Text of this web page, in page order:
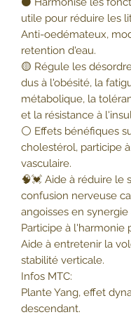
utile pour réduire les
Anti-oedémateux,
retention d'eau.
🟡 Régule les
dus à l'obésité, la
métabolique, la
et la résistance à
⚪ Effets bénéfiques
cholestérol, participe
vasculaire.
🧠💓 Aide à réduire le
confusion nerveuse
angoisses en
Participe à l'harmonie
Aide à entretenir la
stabilité verticale.
Infos MTC:
Plante Yang, effet
descendant.